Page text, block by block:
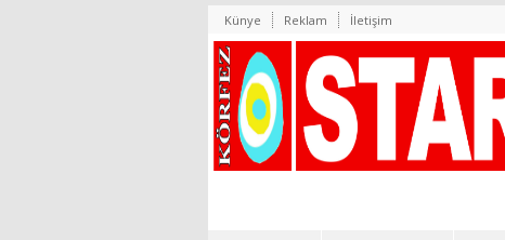
Künye Reklam İletişim